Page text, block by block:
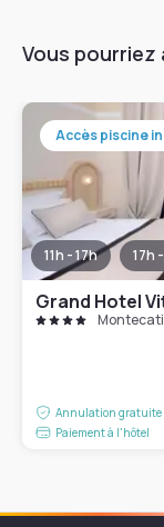
Vous pourriez
Accès piscine
11h - 17h 17h
Grand Hotel
Annulation gratuite
Paiement à l'hôtel